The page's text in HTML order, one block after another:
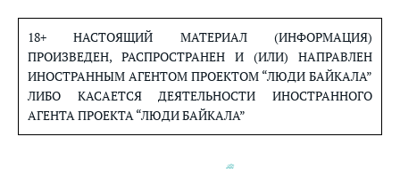
содержанию
18+ НАСТОЯЩИЙ МАТЕРИАЛ (ИНФОРМАЦИЯ)
ПРОИЗВЕДЕН, РАСПРОСТРАНЕН И (ИЛИ) НАПРАВЛЕН
ИНОСТРАННЫМ АГЕНТОМ ПРОЕКТОМ “ЛЮДИ БАЙКАЛА”
ЛИБО КАСАЕТСЯ ДЕЯТЕЛЬНОСТИ ИНОСТРАННОГО
АГЕНТА ПРОЕКТА “ЛЮДИ БАЙКАЛА”